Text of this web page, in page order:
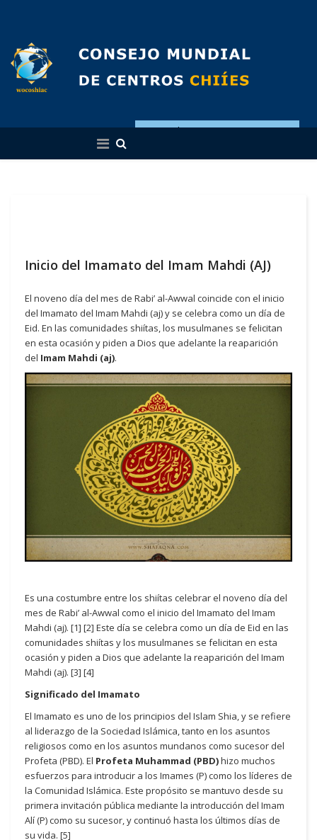
Español
Inicio del Imamato del Imam Mahdi (AJ)
El noveno día del mes de Rabi’ al-Awwal coincide con el inicio
del Imamato del Imam Mahdi (aj) y se celebra como un día de
Eid. En las comunidades shiítas, los musulmanes se felicitan
en esta ocasión y piden a Dios que adelante la reaparición
del Imam Mahdi (aj).
Es una costumbre entre los shiítas celebrar el noveno día del
mes de Rabi’ al-Awwal como el inicio del Imamato del Imam
Mahdi (aj). [1] [2] Este día se celebra como un día de Eid en las
comunidades shiítas y los musulmanes se felicitan en esta
ocasión y piden a Dios que adelante la reaparición del Imam
Mahdi (aj). [3] [4]
Significado del Imamato
El Imamato es uno de los principios del Islam Shia, y se refiere
al liderazgo de la Sociedad Islámica, tanto en los asuntos
religiosos como en los asuntos mundanos como sucesor del
Profeta (PBD). El Profeta Muhammad (PBD)hizo muchos
esfuerzos para introducir a los Imames (P) como los líderes de
la Comunidad Islámica. Este propósito se mantuvo desde su
primera invitación pública mediante la introducción del Imam
Alí (P) como su sucesor, y continuó hasta los últimos días de
su vida. [5]